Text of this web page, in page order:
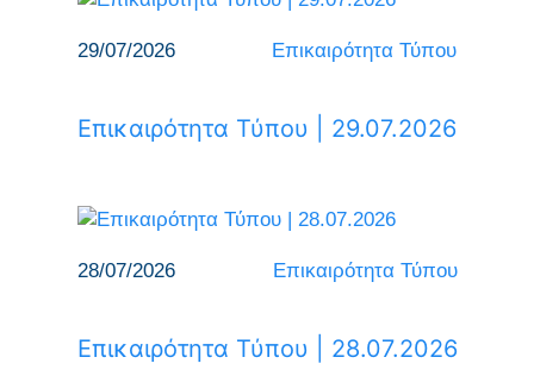
29/07/2026 Επικαιρότητα Τύπου
Επικαιρότητα Τύπου | 29.07.2026
28/07/2026 Επικαιρότητα Τύπου
Επικαιρότητα Τύπου | 28.07.2026